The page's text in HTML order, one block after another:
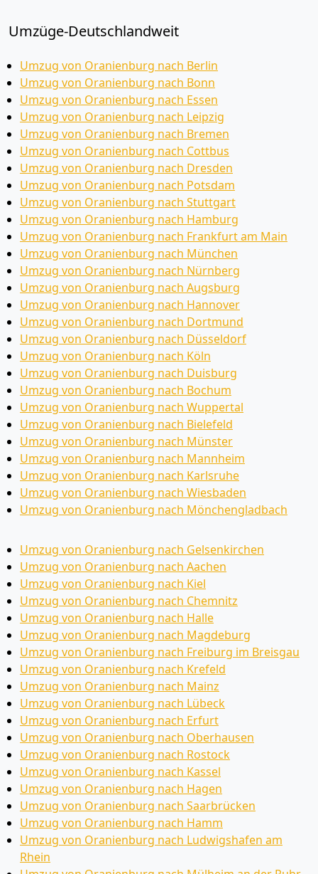
Umzüge-Deutschlandweit
Umzug von Oranienburg nach Berlin
Umzug von Oranienburg nach Bonn
Umzug von Oranienburg nach Essen
Umzug von Oranienburg nach Leipzig
Umzug von Oranienburg nach Bremen
Umzug von Oranienburg nach Cottbus
Umzug von Oranienburg nach Dresden
Umzug von Oranienburg nach Potsdam
Umzug von Oranienburg nach Stuttgart
Umzug von Oranienburg nach Hamburg
Umzug von Oranienburg nach Frankfurt am Main
Umzug von Oranienburg nach München
Umzug von Oranienburg nach Nürnberg
Umzug von Oranienburg nach Augsburg
Umzug von Oranienburg nach Hannover
Umzug von Oranienburg nach Dortmund
Umzug von Oranienburg nach Düsseldorf
Umzug von Oranienburg nach Köln
Umzug von Oranienburg nach Duisburg
Umzug von Oranienburg nach Bochum
Umzug von Oranienburg nach Wuppertal
Umzug von Oranienburg nach Bielefeld
Umzug von Oranienburg nach Münster
Umzug von Oranienburg nach Mannheim
Umzug von Oranienburg nach Karlsruhe
Umzug von Oranienburg nach Wiesbaden
Umzug von Oranienburg nach Mönchen­gladbach
Umzug von Oranienburg nach Gelsenkirchen
Umzug von Oranienburg nach Aachen
Umzug von Oranienburg nach Kiel
Umzug von Oranienburg nach Chemnitz
Umzug von Oranienburg nach Halle
Umzug von Oranienburg nach Magdeburg
Umzug von Oranienburg nach Freiburg im Breisgau
Umzug von Oranienburg nach Krefeld
Umzug von Oranienburg nach Mainz
Umzug von Oranienburg nach Lübeck
Umzug von Oranienburg nach Erfurt
Umzug von Oranienburg nach Oberhausen
Umzug von Oranienburg nach Rostock
Umzug von Oranienburg nach Kassel
Umzug von Oranienburg nach Hagen
Umzug von Oranienburg nach Saarbrücken
Umzug von Oranienburg nach Hamm
Umzug von Oranienburg nach Ludwigshafen am
Rhein